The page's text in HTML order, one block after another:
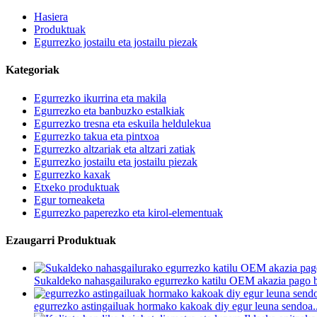
Hasiera
Produktuak
Egurrezko jostailu eta jostailu piezak
Kategoriak
Egurrezko ikurrina eta makila
Egurrezko eta banbuzko estalkiak
Egurrezko tresna eta eskuila heldulekua
Egurrezko takua eta pintxoa
Egurrezko altzariak eta altzari zatiak
Egurrezko jostailu eta jostailu piezak
Egurrezko kaxak
Etxeko produktuak
Egur torneaketa
Egurrezko paperezko eta kirol-elementuak
Ezaugarri Produktuak
Sukaldeko nahasgailurako egurrezko katilu OEM akazia pago
egurrezko astingailuak hormako kakoak diy egur leuna